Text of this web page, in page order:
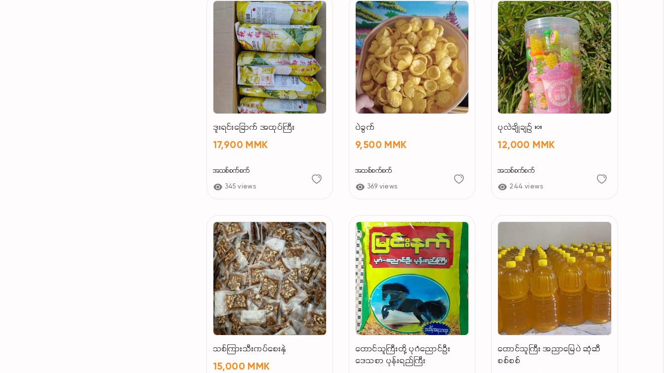
ဒူးရင်းခြောက် အထုပ်ကြီး
17,900 MMK
အသစ်စက်စက်
345 views
ပဲခွက်
9,500 MMK
အသစ်စက်စက်
369 views
ပုလဲချိုချဉ် 🍬
12,000 MMK
အသစ်စက်စက်
244 views
သစ်ကြားသီးကပ်စေးနှဲ
15,000 MMK
တောင်သူကြီးတို့ ပုဂံညောင်ဦး
ဒေသစာ ပုန်းရည်ကြီး
တောင်သူကြီး အညာမြေပဲ ဆုံဆီ
စစ်စစ်